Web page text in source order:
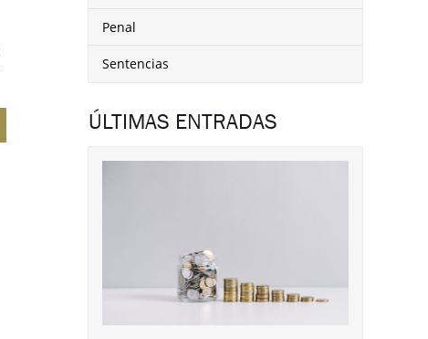
Penal
Sentencias
ÚLTIMAS ENTRADAS